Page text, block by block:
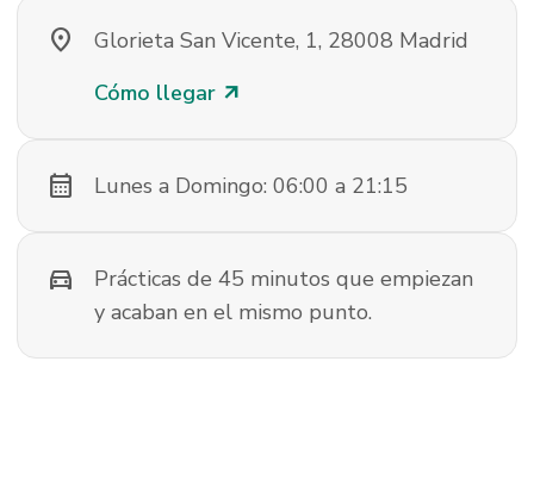
location_on
Glorieta San Vicente, 1, 28008 Madrid
Cómo llegar arrow_outward
calendar_month Lunes a Domingo: 06:00 a 21:15
directions_car
Prácticas de 45 minutos que empiezan
y acaban en el mismo punto.